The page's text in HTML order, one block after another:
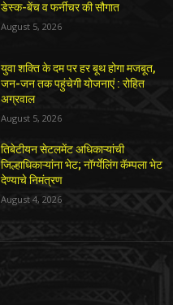
डेस्क-बेंच व फर्नीचर की सौगात
August 5, 2026
युवा शक्ति के दम पर हर बूथ होगा मजबूत,
जन-जन तक पहुंचेगी योजनाएं : रोहित
अग्रवाल
August 5, 2026
तिबेटीयन सेटलमेंट अधिकाऱ्यांची
जिल्हाधिकाऱ्यांना भेट; नॉर्ग्येलिंग कॅम्पला भेट
देण्याचे निमंत्रण
August 4, 2026